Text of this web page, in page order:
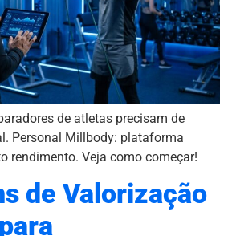
de atletas precisam de
Personal Millbody: plataforma
rendimento. Veja como começar!
de Valorização